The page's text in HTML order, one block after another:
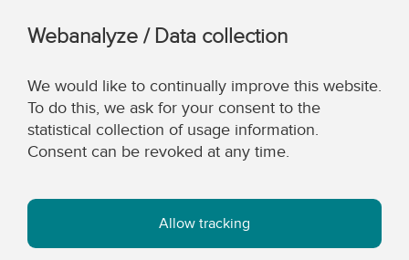
Webanalyze / Data collection
We would like to continually improve this website.
To do this, we ask for your consent to the
statistical collection of usage information.
Consent can be revoked at any time.
Allow tracking